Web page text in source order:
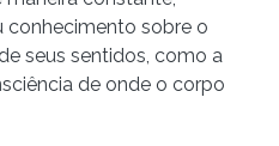
conhecimento sobre o
seus sentidos, como a
de onde o corpo